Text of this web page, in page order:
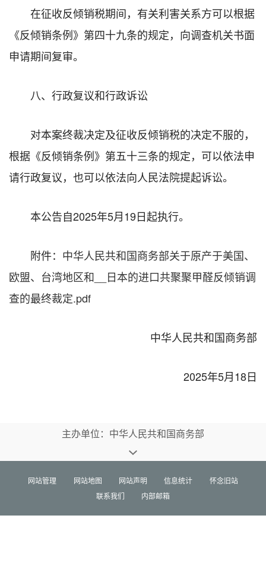
在征收反倾销税期间，有关利害关系方可以根据
《反倾销条例》第四十九条的规定，向调查机关书面
申请期间复审。
八、行政复议和行政诉讼
对本案终裁决定及征收反倾销税的决定不服的，
根据《反倾销条例》第五十三条的规定，可以依法申
请行政复议，也可以依法向人民法院提起诉讼。
本公告自2025年5月19日起执行。
附件： 中华人民共和国商务部关于原产于美国、
欧盟、台湾地区和__日本的进口共聚聚甲醛反倾销调
查的最终裁定.pdf
中华人民共和国商务部
2025年5月18日
主办单位：中华人民共和国商务部
网站管理 网站地图 网站声明 信息统计
怀念旧站
联系我们
内部邮箱